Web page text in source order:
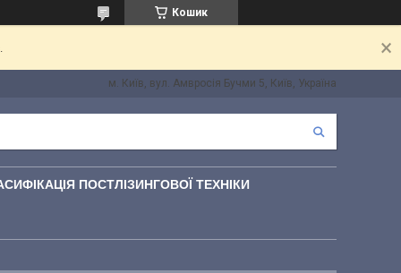
Кошик
м. Київ, вул. Амвросія Бучми 5, Київ, Україна
ПОСТЛІЗИНГОВОЇ ТЕХНІКИ